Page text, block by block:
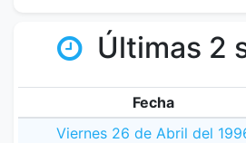
Últimas 2
Fecha
Viernes 26 de Abril del